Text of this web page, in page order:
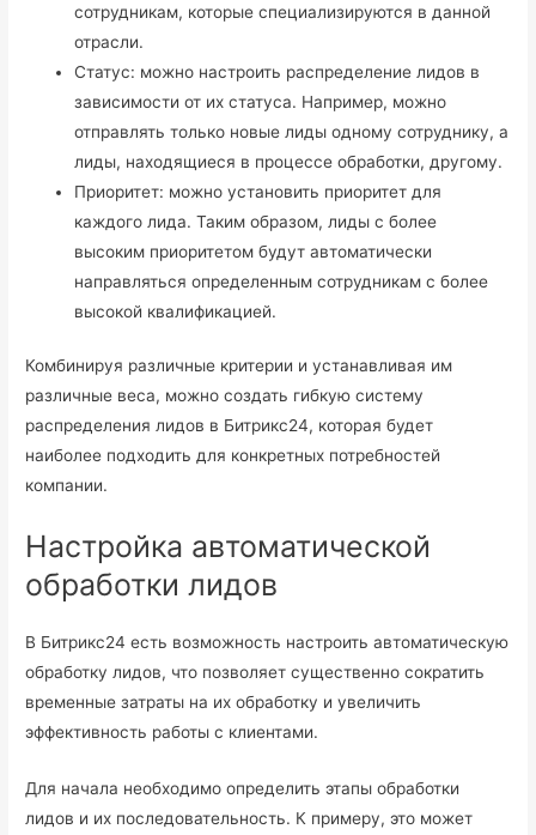
сотрудникам, которые специализируются в данной
отрасли.
Статус: можно настроить распределение лидов в
зависимости от их статуса. Например, можно
отправлять только новые лиды одному сотруднику, а
лиды, находящиеся в процессе обработки, другому.
Приоритет: можно установить приоритет для
каждого лида. Таким образом, лиды с более
высоким приоритетом будут автоматически
направляться определенным сотрудникам с более
высокой квалификацией.
Комбинируя различные критерии и устанавливая им
различные веса, можно создать гибкую систему
распределения лидов в Битрикс24, которая будет
наиболее подходить для конкретных потребностей
компании.
Настройка автоматической
обработки лидов
В Битрикс24 есть возможность настроить автоматическую
обработку лидов, что позволяет существенно сократить
временные затраты на их обработку и увеличить
эффективность работы с клиентами.
Для начала необходимо определить этапы обработки
лидов и их последовательность. К примеру, это может